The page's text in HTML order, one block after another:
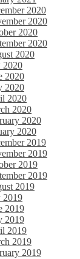
2020
2020
2020
2020
2020
2020
2020
2020
2020
2020
2020
2020
2019
2019
2019
2019
2019
2019
2019
2019
2019
2019
2019